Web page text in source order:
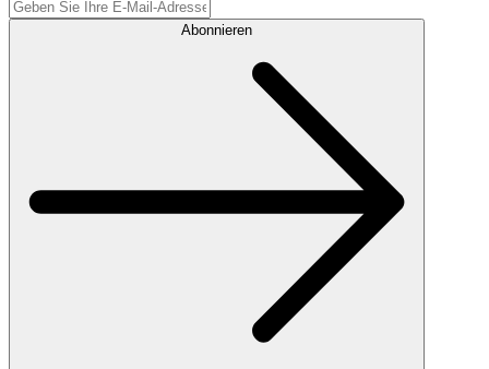
Abonnieren